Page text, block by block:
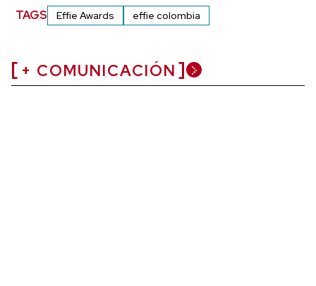
TAGS Effie Awards effie colombia
+ COMUNICACIÓN